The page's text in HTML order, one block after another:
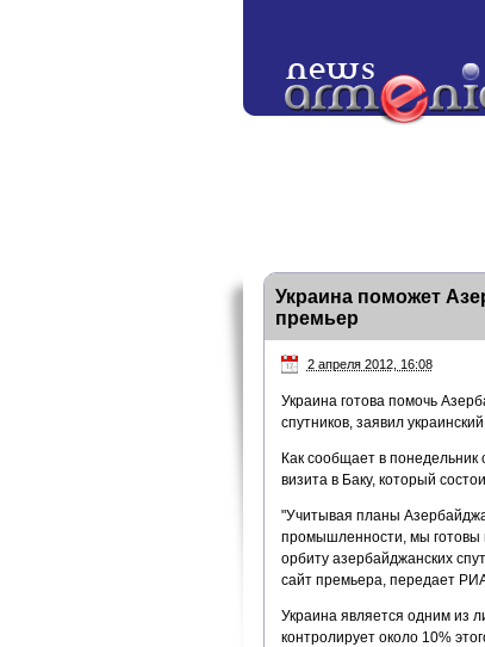
Украина поможет
премьер
2 апреля 2012, 16:08
Украина готова помочь
спутников, заявил
Как сообщает в понедельник
визита в Баку, который
"Учитывая планы
промышленности, мы готовы
орбиту азербайджанских
сайт премьера, передает
Украина является одним из
контролирует около 10%